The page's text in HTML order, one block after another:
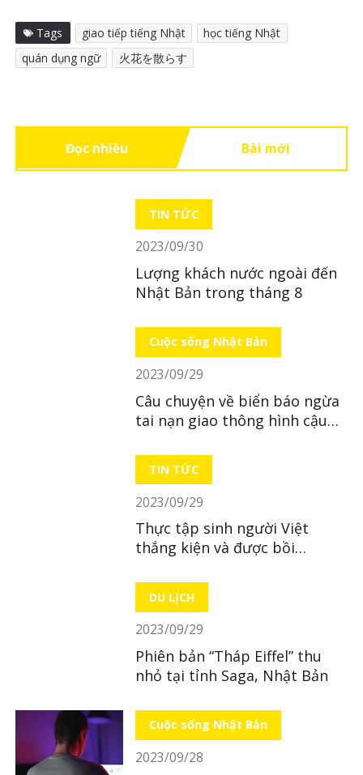
Tags giao tiếp tiếng Nhật
học tiếng Nhật
quán dụng ngữ
火花を散らす
Đọc nhiều Bài mới
TIN TỨC
2023/09/30
Lượng khách nước ngoài đến
Nhật Bản trong tháng 8
Cuộc sống Nhật Bản
2023/09/29
Câu chuyện về biển báo ngừa
tai nạn giao thông hình cậu
TIN TỨC
2023/09/29
Thực tập sinh người Việt
thắng kiện và được bồi
DU LỊCH
2023/09/29
Phiên bản “Tháp Eiffel” thu
nhỏ tại tỉnh Saga, Nhật Bản
Cuộc sống Nhật Bản
2023/09/28